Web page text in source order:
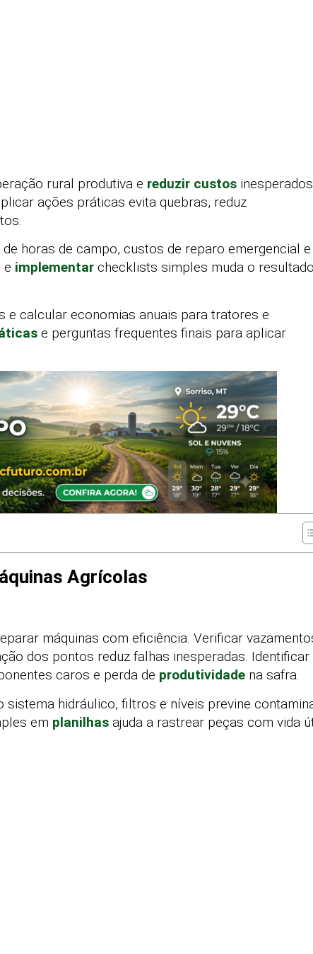
rural produtiva e reduzir custos
ações práticas evita quebras, reduz
horas de campo, custos de reparo emergencial e
e implementar checklists simples muda o resultado
calcular economias anuais para tratores e
e perguntas frequentes finais para aplicar
Agrícolas
máquinas com eficiência. Verificar
dos pontos reduz falhas inesperadas. Identificar
caros e perda de produtividade na safra.
hidráulico, filtros e níveis previne
em planilhas ajuda a rastrear peças com vida